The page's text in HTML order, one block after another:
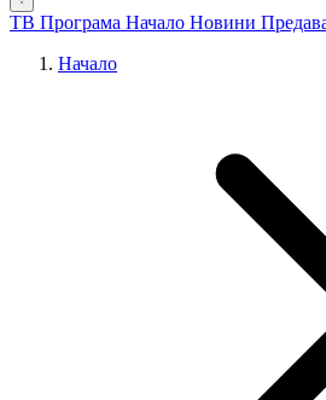
ТВ Програма Начало Новини
Начало